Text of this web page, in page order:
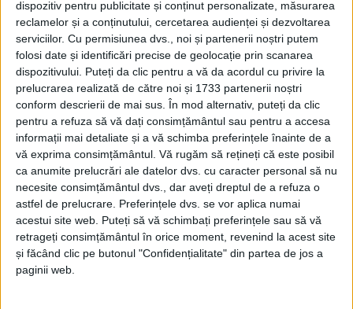
dispozitiv pentru publicitate și conținut personalizate, măsurarea
reclamelor și a conținutului, cercetarea audienței și dezvoltarea
serviciilor. Cu permisiunea dvs., noi și partenerii noștri putem
folosi date și identificări precise de geolocație prin scanarea
dispozitivului. Puteți da clic pentru a vă da acordul cu privire la
prelucrarea realizată de către noi și 1733 partenerii noștri
conform descrierii de mai sus. În mod alternativ, puteți da clic
pentru a refuza să vă dați consimțământul sau pentru a accesa
informații mai detaliate și a vă schimba preferințele înainte de a
vă exprima consimțământul. Vă rugăm să rețineți că este posibil
ca anumite prelucrări ale datelor dvs. cu caracter personal să nu
necesite consimțământul dvs., dar aveți dreptul de a refuza o
astfel de prelucrare. Preferințele dvs. se vor aplica numai
acestui site web. Puteți să vă schimbați preferințele sau să vă
retrageți consimțământul în orice moment, revenind la acest site
și făcând clic pe butonul "Confidențialitate" din partea de jos a
paginii web.
de a cunoaște diverse detalii și informații despre
evenimentul organizat la 15 august 1871, la care au
contribuit și participat personalități precum Mihai
Eminescu, Ioan Slavici, A. D. Xenopol, dar și mai
tînărul Ciprian Porumbescu. Se vrea, astfel,
familiarizarea publicului cu un moment important
din istoria culturală a Bucovinei, conștientizarea și
înțelegerea acestuia”. Managerul a mai spus:
„Trimiterile la trecut asigură o conştiinţă istorică
membrilor unei societăţi prin crearea unui trecut
comun”. Intrarea la vernisaj va fi liberă în limita
locurilor disponibile. Din motive legate de situația
pandemică actuală, numărul maxim de persoane va
fi limitat la 30.